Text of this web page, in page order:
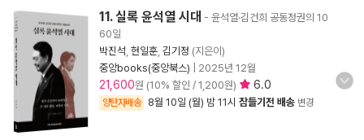
11. 실록 윤석열 시대 - 윤석열·김건희 공동정권의 10
60일
박진석 현일훈 김기정 (지은이)
중앙books(중앙북스)
2025년 12월
21,600원 (10% 할인 / 1,200원) 6.0
양탄자배송 8월 10일 (월) 밤 11시 잠들기전 배송 변경